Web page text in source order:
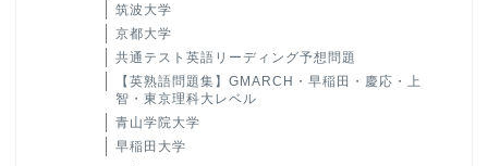
筑波大学
京都大学
共通テスト英語リーディング予想問題
【英熟語問題集】GMARCH・早稲田・慶応・上
智・東京理科大レベル
青山学院大学
早稲田大学